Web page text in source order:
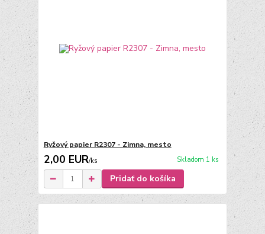
Ryžový papier R2307 - Zimna, mesto
2,00 EUR/ks Skladom 1 ks
Pridať do košíka